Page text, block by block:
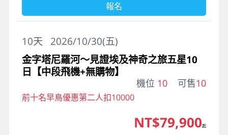
報名
2026/10/30(五)
10天
金字塔尼羅河～見證埃及神奇之旅五星10
日【中段飛機+無購物】
機位 10 可售10
前十名早鳥優惠第二人扣10000
NT$79,900起